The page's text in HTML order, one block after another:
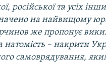
російської та усіх
на найвищому
же пропонує
– накрити
самоврядування,